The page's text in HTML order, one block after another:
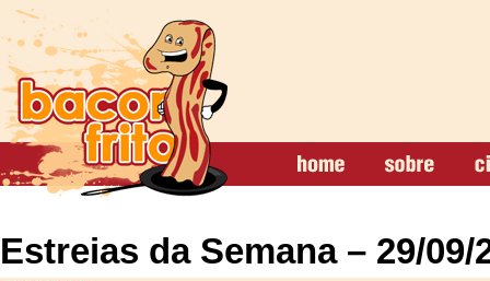
Estreias da Semana – 29/09/